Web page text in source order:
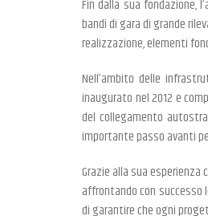
Fin dalla sua fondazione,
bandi di gara di grande
realizzazione, elementi
Nell’ambito delle
inaugurato nel 2012 e
del collegamento
importante passo avanti
Grazie alla sua
affrontando con successo
di garantire che ogni